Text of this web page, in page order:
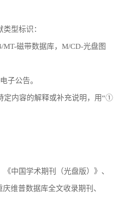
型标识：
磁带数据库，M/CD-光盘图
子公告。
内容的解释或补充说明，用“①
中国学术期刊（光盘版）》、
维普数据库全文收录期刊、